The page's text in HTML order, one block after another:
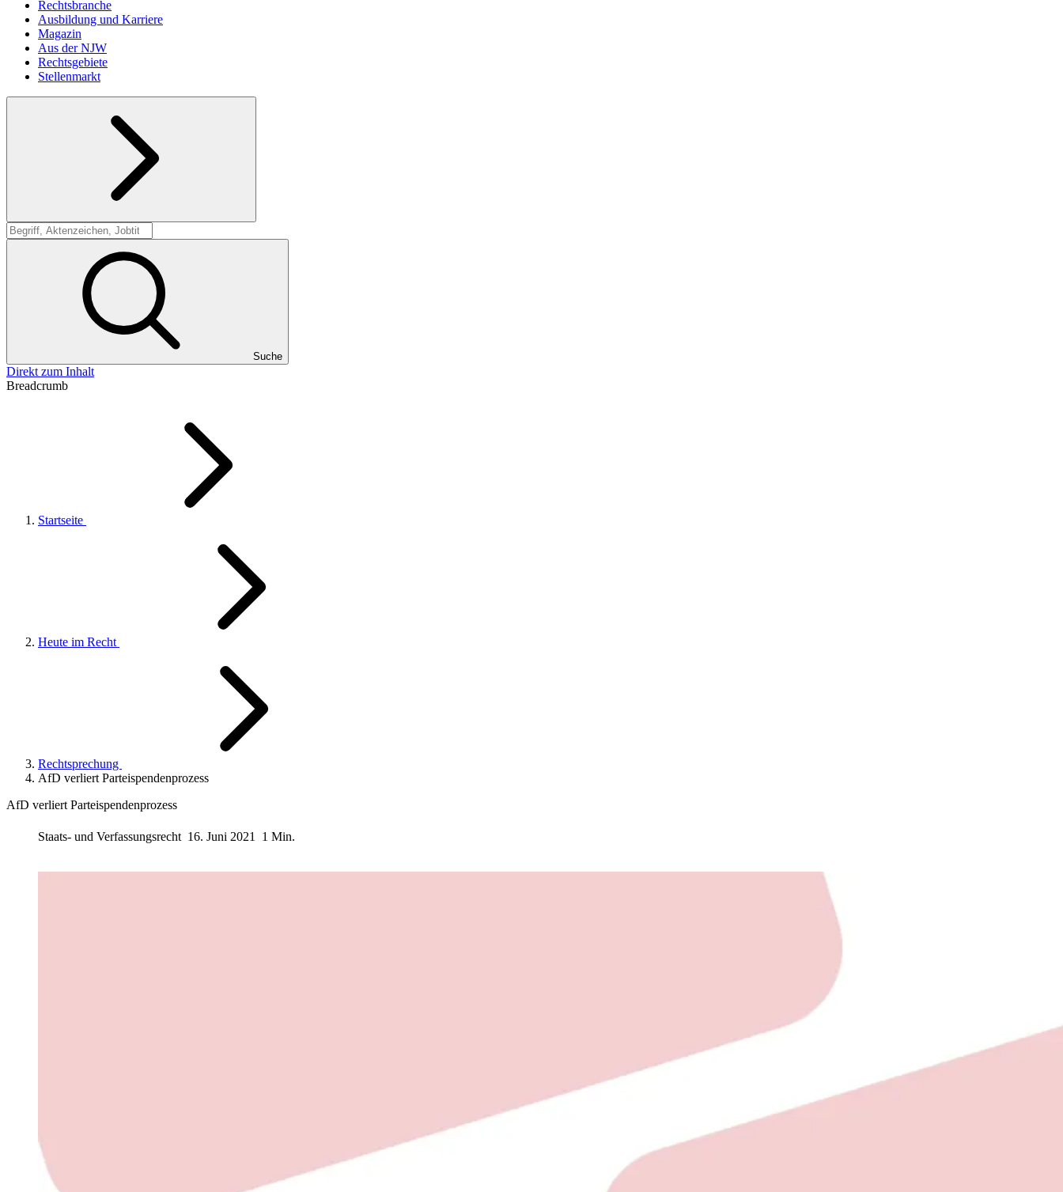
Rechtsbranche
Ausbildung und Karriere
Magazin
Aus der NJW
Rechtsgebiete
Stellenmarkt
Suche
Suche
Direkt zum Inhalt
Breadcrumb
Startseite
Heute im Recht
Rechtsprechung
AfD verliert Parteispendenprozess
AfD verliert Parteispendenprozess
Staats- und Verfassungsrecht 16. Juni 2021 1 Min.